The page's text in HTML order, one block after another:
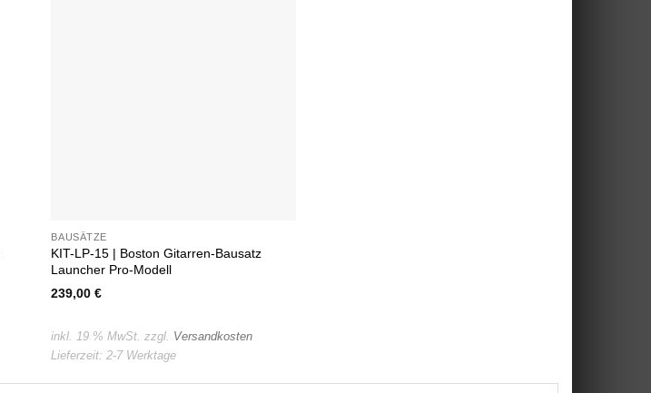
BAUSÄTZE
KIT-LP-15 | Boston Gitarren-Bausatz
Launcher Pro-Modell
239,00€
inkl. 19 % MwSt. zzgl. Versandkosten
Lieferzeit:2-7 Werktage